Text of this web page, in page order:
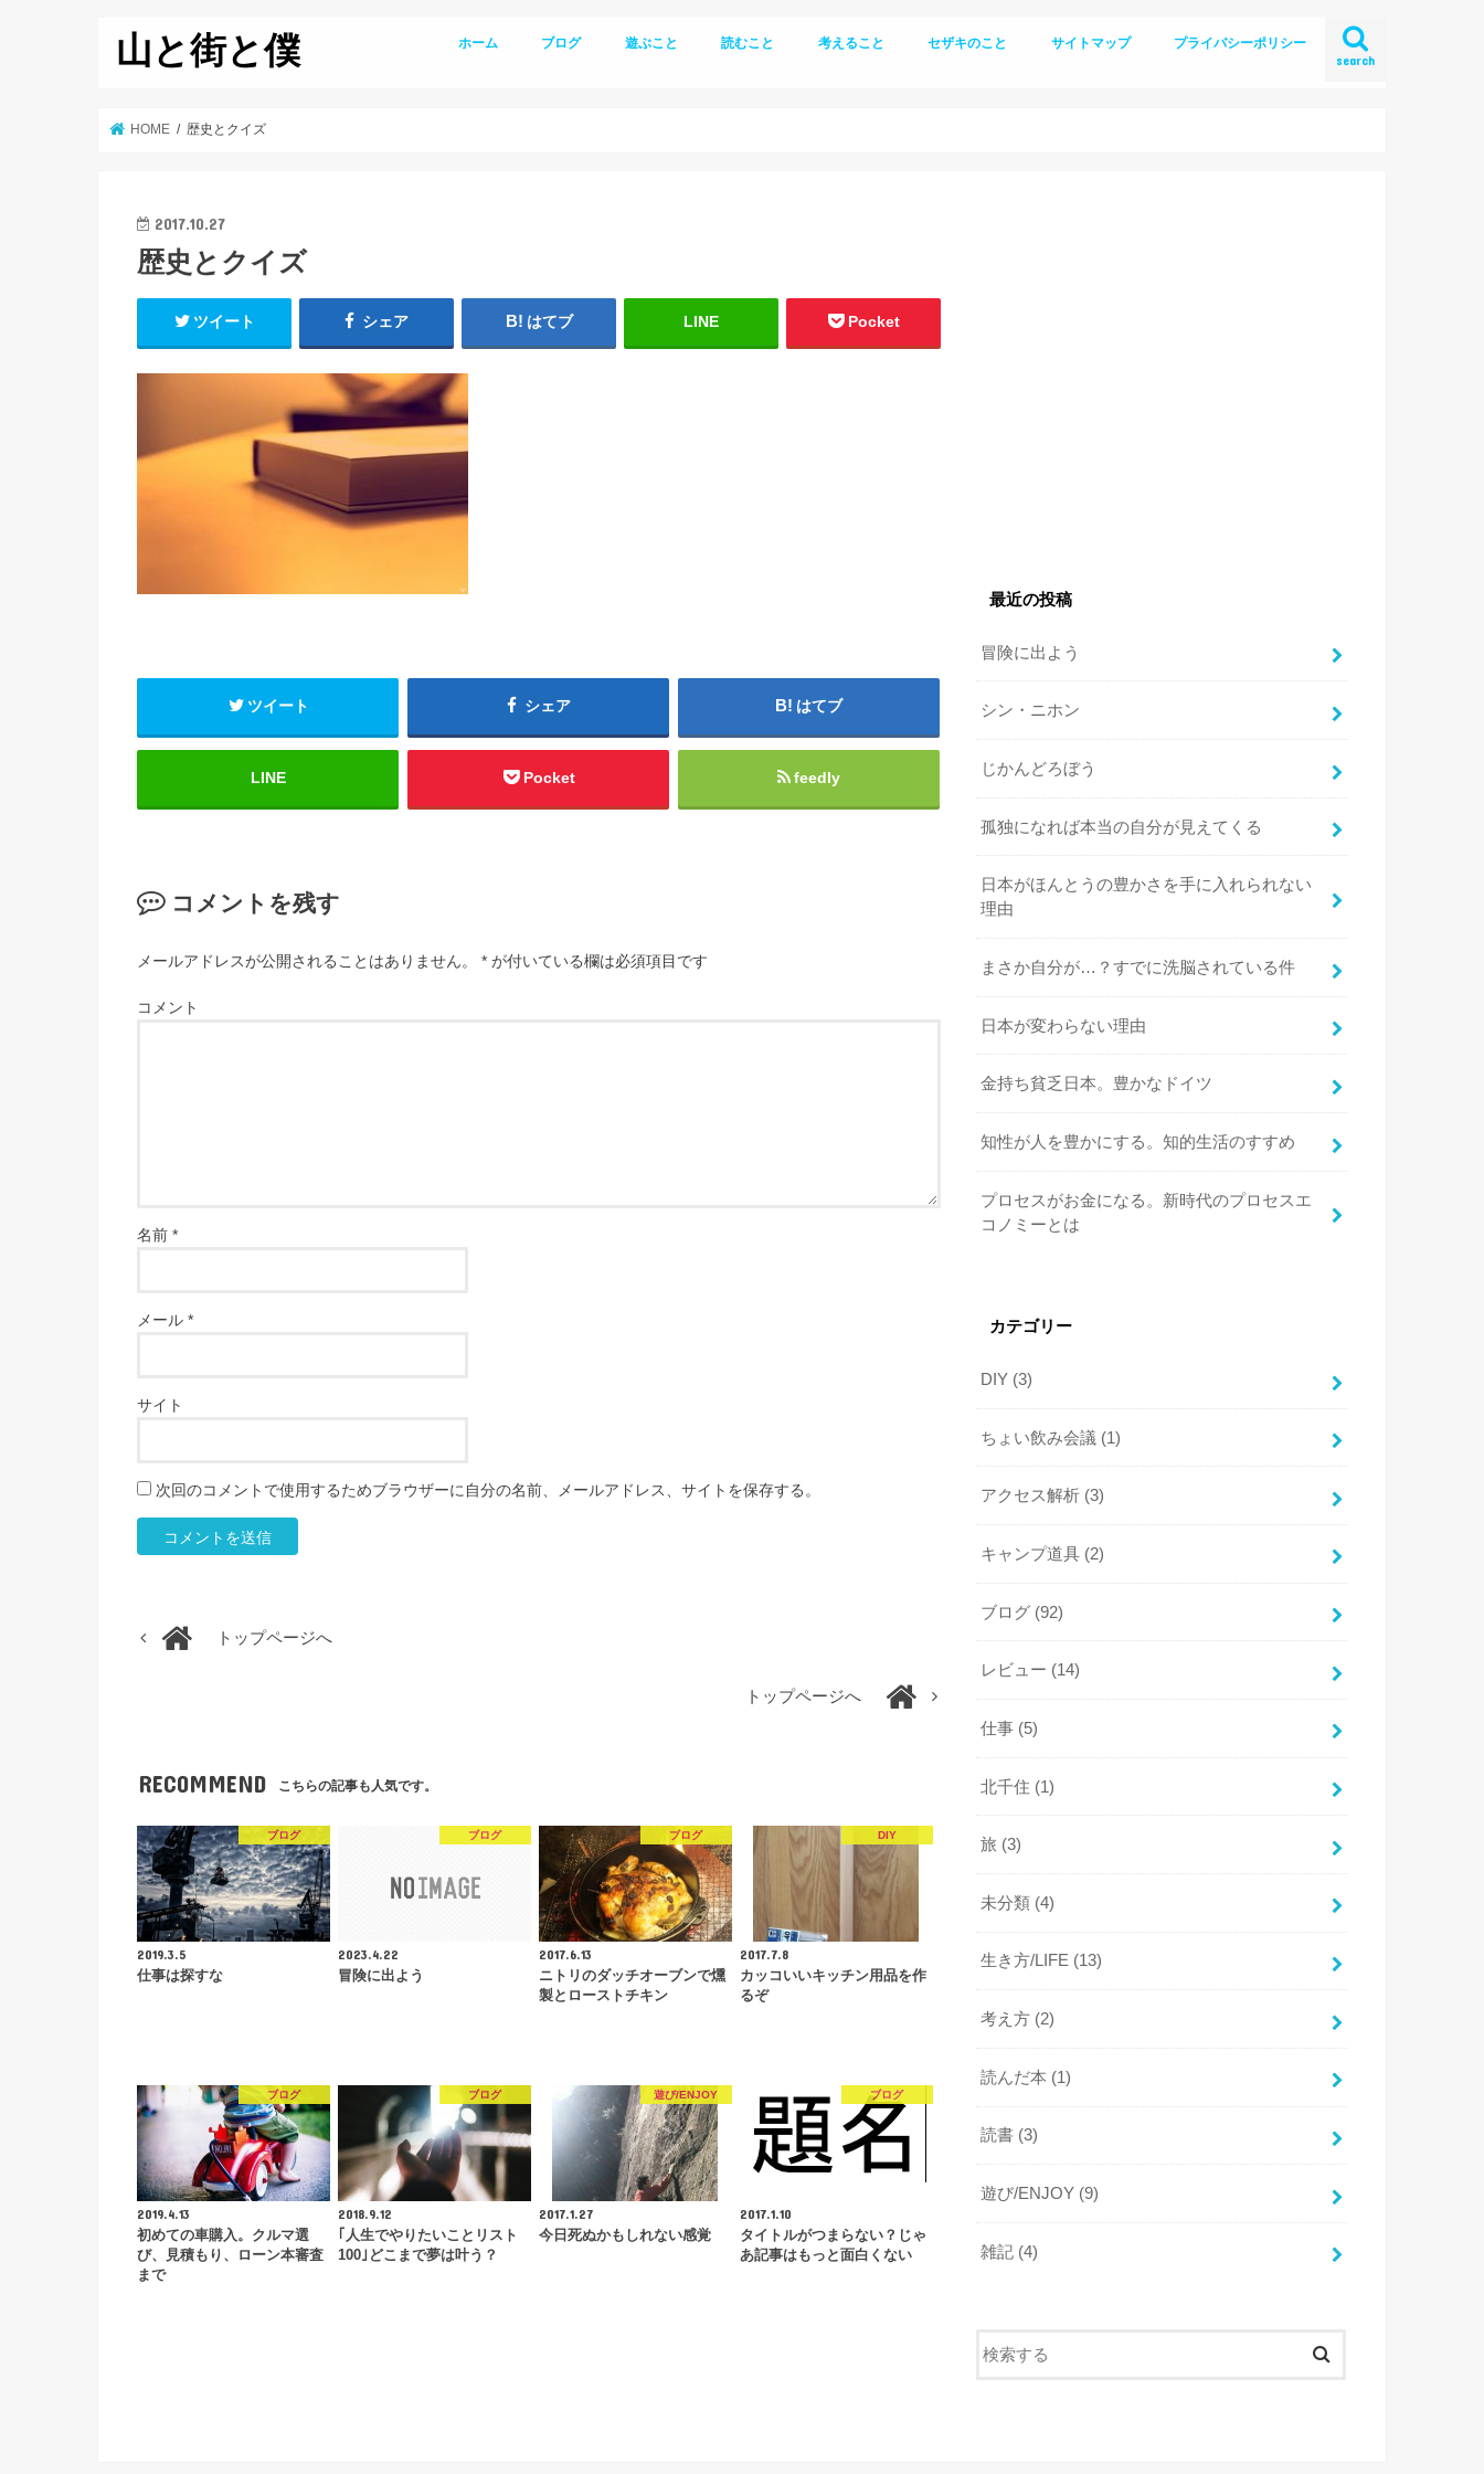
山と街と僕 search
ホーム ブログ 遊ぶこと 読むこと 考えること セザキのこと サイトマップ プライバシーポリシー
HOME 歴史とクイズ
2017.10.27
歴史とクイズ
ツイート シェア はてブ LINE Pocket
ツイート シェア はてブ
LINE Pocket feedly
コメントを残す
メールアドレスが公開されることはありません。 * が付いている欄は必須項目です
コメント
名前 *
メール *
サイト
次回のコメントで使用するためブラウザーに自分の名前、メールアドレス、サイトを保存する。
トップページへ
トップページへ
RECOMMEND こちらの記事も人気です。
ブログ
2019.3.5
仕事は探すな
ブログ
2023.4.22
冒険に出よう
ブログ
2017.6.13
ニトリのダッチオーブンで燻
製とローストチキン
DIY
2017.7.8
カッコいいキッチン用品を作
るぞ
ブログ
2019.4.13
初めての車購入。クルマ選
び、見積もり、ローン本審査
まで
ブログ
2018.9.12
｢人生でやりたいことリスト
100｣どこまで夢は叶う？
遊び/ENJOY
2017.1.27
今日死ぬかもしれない感覚
ブログ
2017.1.10
タイトルがつまらない？じゃ
あ記事はもっと面白くない
最近の投稿
冒険に出よう
シン・ニホン
じかんどろぼう
孤独になれば本当の自分が見えてくる
日本がほんとうの豊かさを手に入れられない
理由
まさか自分が…？すでに洗脳されている件
日本が変わらない理由
金持ち貧乏日本。豊かなドイツ
知性が人を豊かにする。知的生活のすすめ
プロセスがお金になる。新時代のプロセスエ
コノミーとは
カテゴリー
DIY (3)
ちょい飲み会議 (1)
アクセス解析 (3)
キャンプ道具 (2)
ブログ (92)
レビュー (14)
仕事 (5)
北千住 (1)
旅 (3)
未分類 (4)
生き方/LIFE (13)
考え方 (2)
読んだ本 (1)
読書 (3)
遊び/ENJOY (9)
雑記 (4)